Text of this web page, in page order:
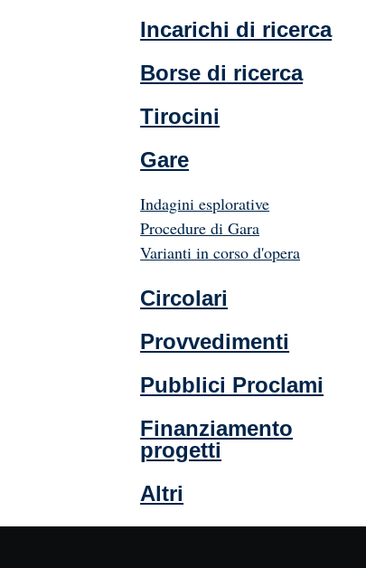
Incarichi di ricerca
Borse di ricerca
Tirocini
Gare
Indagini esplorative
Procedure di Gara
Varianti in corso d'opera
Circolari
Provvedimenti
Pubblici Proclami
Finanziamento
progetti
Altri